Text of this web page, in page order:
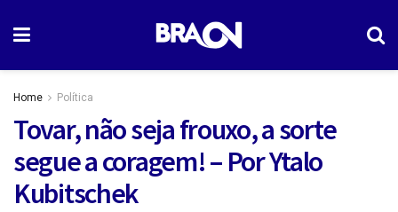
Home Política
Tovar, não seja frouxo, a sorte
segue a coragem! – Por Ytalo
Kubitschek